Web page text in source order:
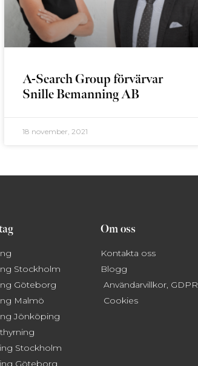
A-Search Group förvärvar
Snille Bemanning AB
18 november, 2021
Stockholm
Göteborg
Malmö
Jönköping
Stockholm
Göteborg
Om oss
Kontakta oss
Blogg
Användarvillkor, GDPR
Cookies